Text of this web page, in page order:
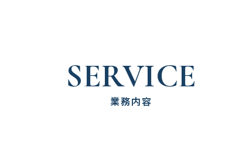
SERVICE
業務内容